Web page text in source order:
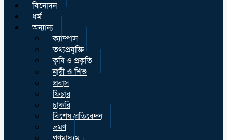
বিনোদন
ধর্ম
অন্যান্য
ক্যাম্পাস
তথ্যপ্রযুক্তি
কৃষি ও প্রকৃতি
নারী ও শিশু
প্রবাস
ফিচার
চাকরি
বিশেষ প্রতিবেদন
ভ্রমণ